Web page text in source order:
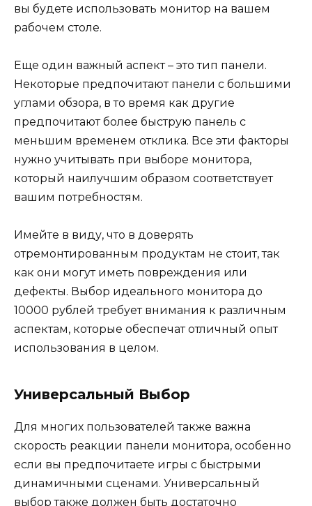
вы будете использовать монитор на вашем
рабочем столе.
Еще один важный аспект – это тип панели.
Некоторые предпочитают панели с большими
углами обзора, в то время как другие
предпочитают более быструю панель с
меньшим временем отклика. Все эти факторы
нужно учитывать при выборе монитора,
который наилучшим образом соответствует
вашим потребностям.
Имейте в виду, что в доверять
отремонтированным продуктам не стоит, так
как они могут иметь повреждения или
дефекты. Выбор идеального монитора до
10000 рублей требует внимания к различным
аспектам, которые обеспечат отличный опыт
использования в целом.
Универсальный Выбор
Для многих пользователей также важна
скорость реакции панели монитора, особенно
если вы предпочитаете игры с быстрыми
динамичными сценами. Универсальный
выбор также должен быть достаточно